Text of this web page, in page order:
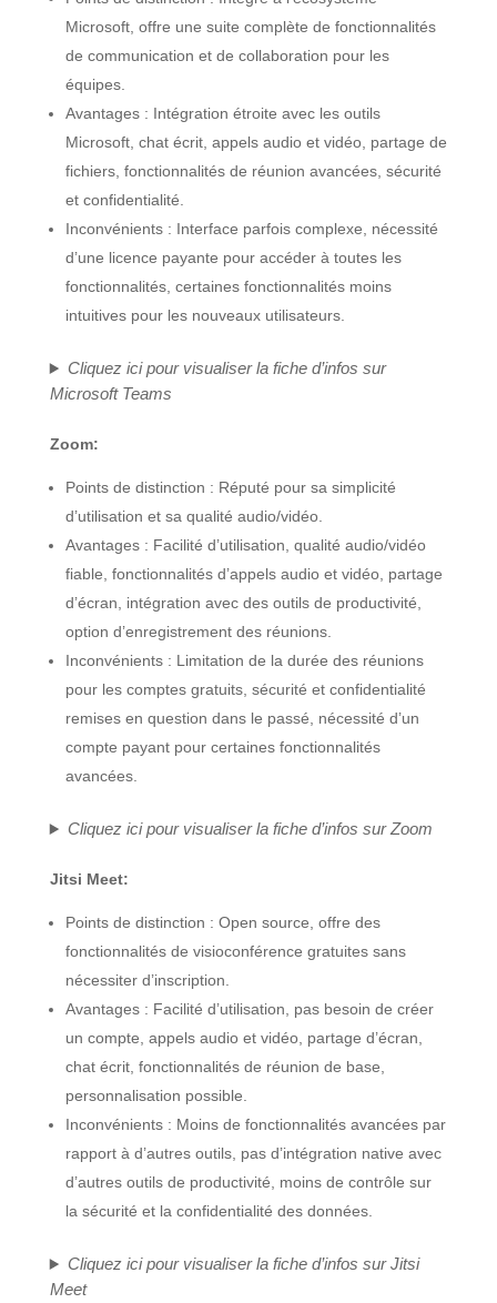
Microsoft, offre une suite complète de fonctionnalités
de communication et de collaboration pour les
équipes.
Avantages : Intégration étroite avec les outils
Microsoft, chat écrit, appels audio et vidéo, partage de
fichiers, fonctionnalités de réunion avancées, sécurité
et confidentialité.
Inconvénients : Interface parfois complexe, nécessité
d’une licence payante pour accéder à toutes les
fonctionnalités, certaines fonctionnalités moins
intuitives pour les nouveaux utilisateurs.
Cliquez ici pour visualiser la fiche d’infos sur
Microsoft Teams
Zoom:
Points de distinction : Réputé pour sa simplicité
d’utilisation et sa qualité audio/vidéo.
Avantages : Facilité d’utilisation, qualité audio/vidéo
fiable, fonctionnalités d’appels audio et vidéo, partage
d’écran, intégration avec des outils de productivité,
option d’enregistrement des réunions.
Inconvénients : Limitation de la durée des réunions
pour les comptes gratuits, sécurité et confidentialité
remises en question dans le passé, nécessité d’un
compte payant pour certaines fonctionnalités
avancées.
Cliquez ici pour visualiser la fiche d’infos surZoom
Jitsi Meet:
Points de distinction : Open source, offre des
fonctionnalités de visioconférence gratuites sans
nécessiter d’inscription.
Avantages : Facilité d’utilisation, pas besoin de créer
un compte, appels audio et vidéo, partage d’écran,
chat écrit, fonctionnalités de réunion de base,
personnalisation possible.
Inconvénients : Moins de fonctionnalités avancées par
rapport à d’autres outils, pas d’intégration native avec
d’autres outils de productivité, moins de contrôle sur
la sécurité et la confidentialité des données.
Cliquez ici pour visualiser la fiche d’infos surJitsi
Meet